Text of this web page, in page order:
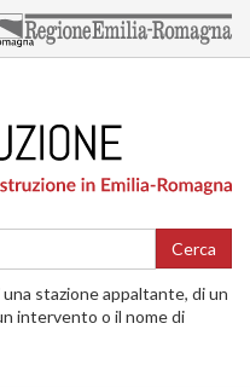
Cerca
stazione appaltante, di un
intervento o il nome di